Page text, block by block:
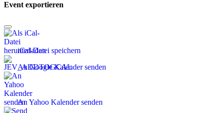
Event exportieren
iCal-Datei speichern
An Google Kalender senden
An Yahoo Kalender senden